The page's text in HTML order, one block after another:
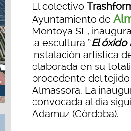
El colectivo
Ayuntamiento de
Montoya SL,
la escultura “El óxido
instalación artística
elaborada en su
procedente del
Almassora. La
convocada al día
Adamuz (Córdoba).